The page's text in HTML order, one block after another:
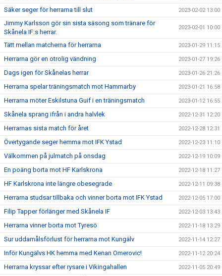
Säker seger för herrarna till slut 2023-02-02 13:00
Jimmy Karlsson gör sin sista säsong som tränare för
Skånela IF:s herrar.
2023-02-01 10:00
Tätt mellan matcherna för herrarna 2023-01-29 11:15
Herrarna gör en otrolig vändning 2023-01-27 19:26
Dags igen för Skånelas herrar 2023-01-26 21:26
Herrarna spelar träningsmatch mot Hammarby 2023-01-21 16:58
Herrarna möter Eskilstuna Guif i en träningsmatch 2023-01-12 16:55
Skånela sprang ifrån i andra halvlek 2022-12-31 12:20
Herrarnas sista match för året 2022-12-28 12:31
Övertygande seger hemma mot IFK Ystad 2022-12-23 11:10
Välkommen på julmatch på onsdag 2022-12-19 10:09
En poäng borta mot HF Karlskrona 2022-12-18 11:27
HF Karlskrona inte längre obesegrade 2022-12-11 09:38
Herrarna studsar tillbaka och vinner borta mot IFK Ystad 2022-12-05 17:00
Filip Tapper förlänger med Skånela IF 2022-12-03 13:43
Herrarna vinner borta mot Tyresö 2022-11-18 13:29
Sur uddamålsförlust för herrarna mot Kungälv 2022-11-14 12:27
Inför Kungälvs HK hemma med Kenan Omerovic! 2022-11-12 20:24
Herrarna kryssar efter rysare i Vikingahallen 2022-11-05 20:49